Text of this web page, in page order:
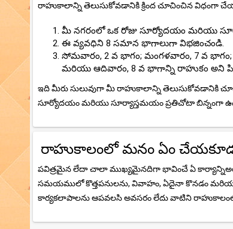
రాహుకాలాన్ని తెలుసుకోవడానికి క్రింద చూచించిన విధంగా
మీ నగరంలో ఒక రోజు సూర్యోదయం మరియు
ఈ వ్యవధిని 8 సమాన భాగాలుగా విభజించండి.
సోమవారం, 2 వ భాగం; మంగళవారం, 7 వ భాగం;
మరియు ఆదివారం, 8 వ భాగాన్ని రాహుకం అని
ఇది మీరు సులువుగా మీ రాహుకాలాన్ని తెలుసుకోవడానికి
సూర్యోదయం మరియు సూర్యాస్తమయం ప్రతిచోటా బిన్నంగా
రాహుకాలంలో మనం ఏం
పవిత్రమైన లేదా చాలా ముఖ్యమైనదిగా భావించే ఏ
సమయములో కొత్తపనులను, వివాహం, ఏదైనా కొనడం మరియు
కార్యకలాపాలను ఆపవలసి అవసరం లేదు వాటిని